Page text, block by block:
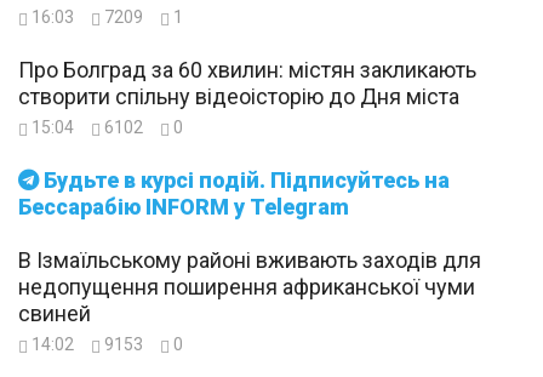
Будьте в курсі подій. Підписуйтесь на
Бессарабію INFORM у Telegram
16:03 7209 1
Про Болград за 60 хвилин: містян закликають
створити спільну відеоісторію до Дня міста
15:04 6102 0
В Ізмаїльському районі вживають заходів для
недопущення поширення африканської чуми
свиней
14:02 9153 0